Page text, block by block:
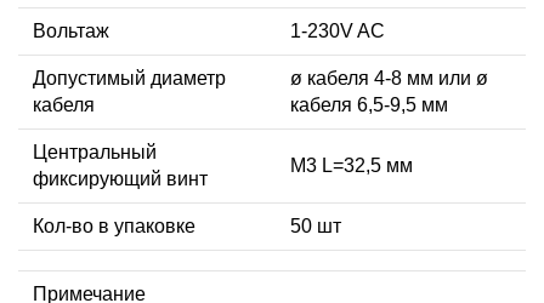
Вольтаж 1-230V AC
Допустимый диаметр
кабеля
ø кабеля 4-8 мм или ø
кабеля 6,5-9,5 мм
Центральный
фиксирующий винт
М3 L=32,5 мм
Кол-во в упаковке 50 шт
Примечание